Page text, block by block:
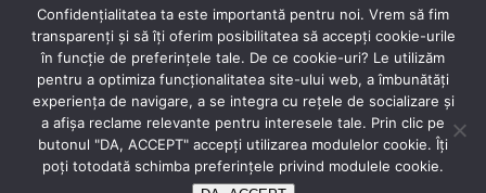
+40 720 880 330
rsvp@diplomatclub.eu
Sos. Bucuresti-Ploiesti, Nr. 2B, București
Confidenţialitatea ta este importantă pentru noi. Vrem să fim
transparenţi și să îţi oferim posibilitatea să accepţi cookie-urile
în funcţie de preferinţele tale. De ce cookie-uri? Le utilizăm
pentru a optimiza funcţionalitatea site-ului web, a îmbunătăţi
experienţa de navigare, a se integra cu reţele de socializare şi
a afişa reclame relevante pentru interesele tale. Prin clic pe
butonul "DA, ACCEPT" accepţi utilizarea modulelor cookie. Îţi
poţi totodată schimba preferinţele privind modulele cookie.